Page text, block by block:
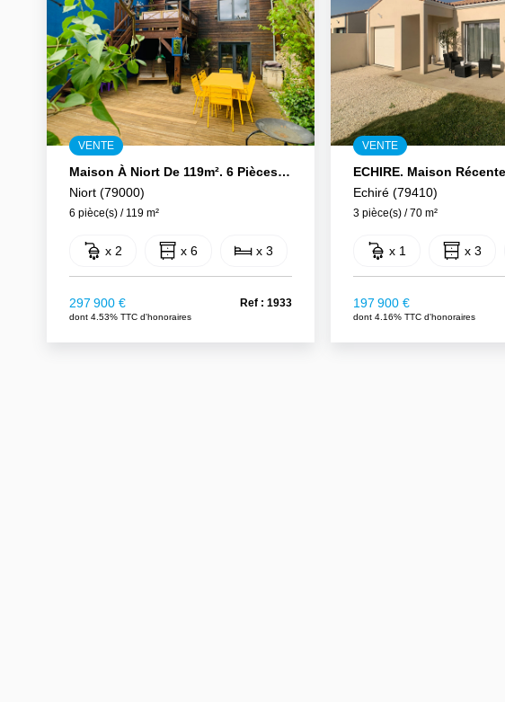
VENTE
Maison À Niort De 119m². 6 Pièces. Quartier Champommier.
Niort (79000)
6 pièce(s) / 119 m²
x 2 x 6 x 3
297 900 €
dont 4.53% TTC d'honoraires
Ref : 1933
VENTE
Echiré (79410)
3 pièce(s) / 70 m²
x 1 x 3
197 900 €
dont 4.16% TTC d'honoraires